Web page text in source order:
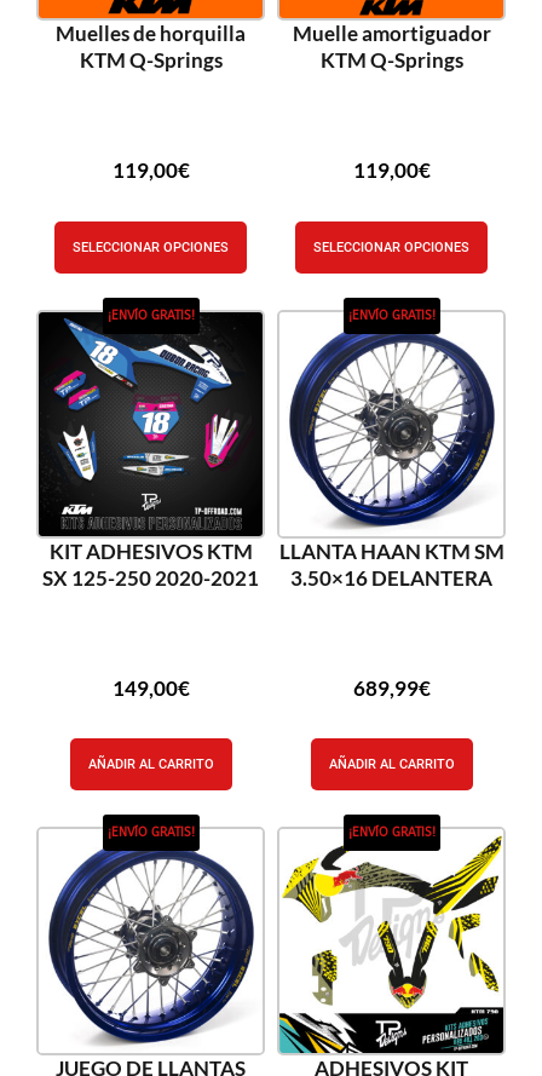
Muelles de horquilla
KTM Q-Springs
119,00€
SELECCIONAR OPCIONES
Muelle amortiguador
KTM Q-Springs
119,00€
SELECCIONAR OPCIONES
¡ENVÍO GRATIS!
KIT ADHESIVOS KTM
SX 125-250 2020-2021
149,00€
AÑADIR AL CARRITO
¡ENVÍO GRATIS!
LLANTA HAAN KTM SM
3.50×16 DELANTERA
689,99€
AÑADIR AL CARRITO
¡ENVÍO GRATIS!
JUEGO DE LLANTAS
¡ENVÍO GRATIS!
ADHESIVOS KIT